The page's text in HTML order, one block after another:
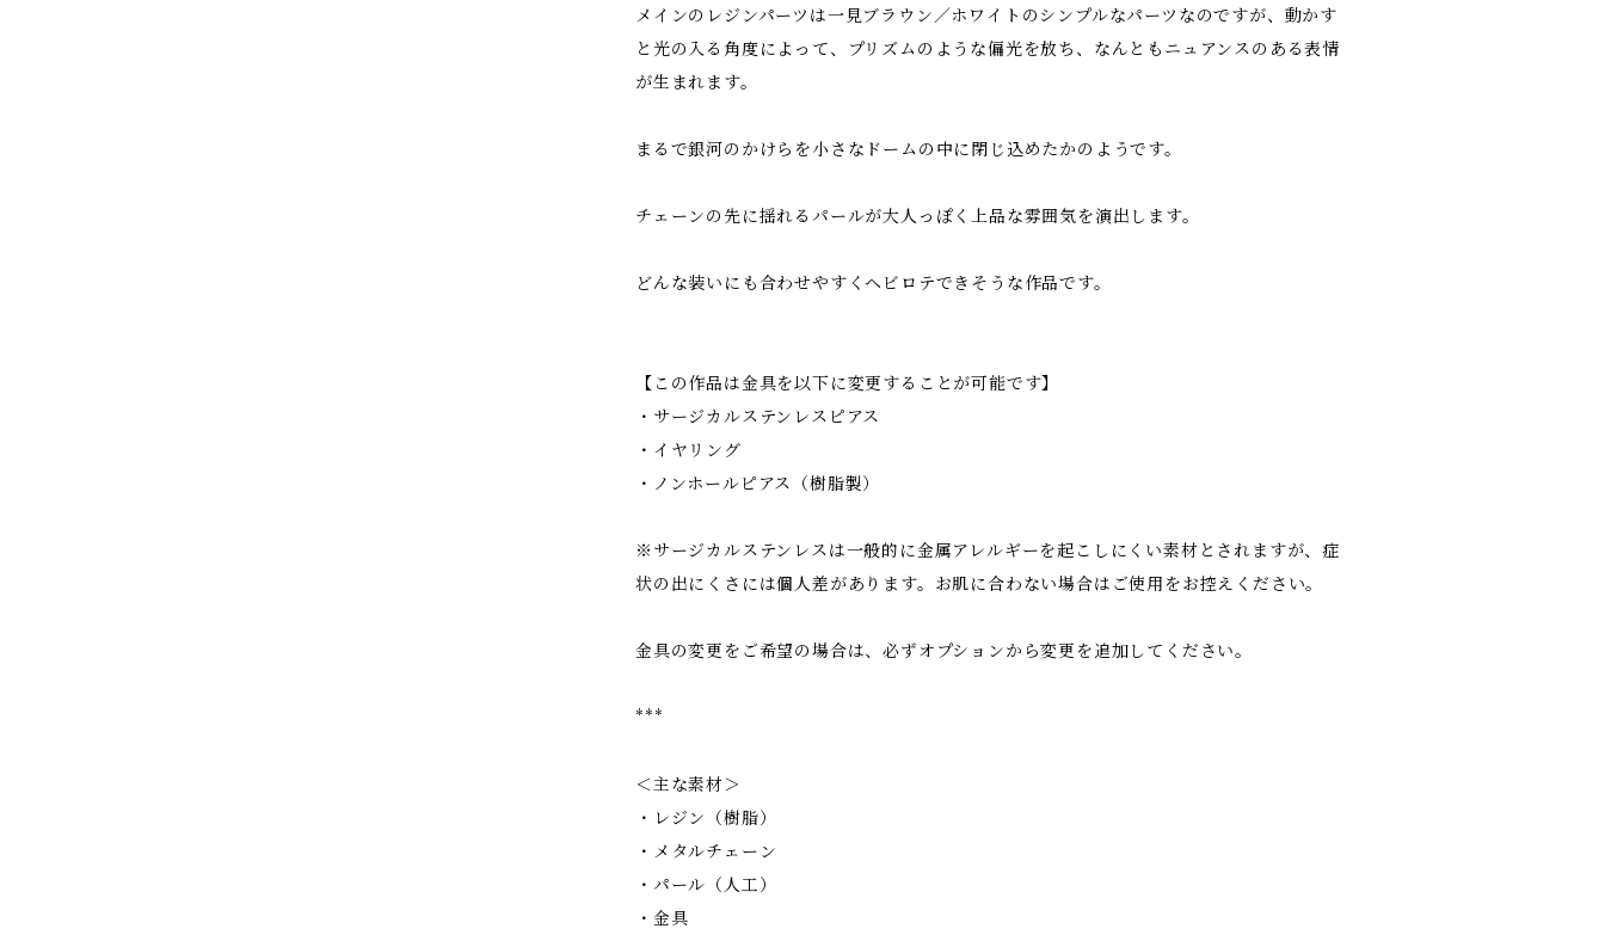
メインのレジンパーツは一見ブラウン／ホワイトのシンプルなパーツなのですが、動かす
と光の入る角度によって、プリズムのような偏光を放ち、なんともニュアンスのある表情
が生まれます。
まるで銀河のかけらを小さなドームの中に閉じ込めたかのようです。
チェーンの先に揺れるパールが大人っぽく上品な雰囲気を演出します。
どんな装いにも合わせやすくヘビロテできそうな作品です。
【この作品は金具を以下に変更することが可能です】
・サージカルステンレスピアス
・イヤリング
・ノンホールピアス（樹脂製）
※サージカルステンレスは一般的に金属アレルギーを起こしにくい素材とされますが、症
状の出にくさには個人差があります。お肌に合わない場合はご使用をお控えください。
金具の変更をご希望の場合は、必ずオプションから変更を追加してください。
***
＜主な素材＞
・レジン（樹脂）
・メタルチェーン
・パール（人工）
・金具